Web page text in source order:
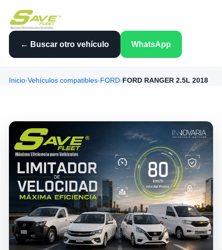
← Buscar otro vehículo WhatsApp
Inicio›Vehículos compatibles› FORD› FORD RANGER 2.5L 2018